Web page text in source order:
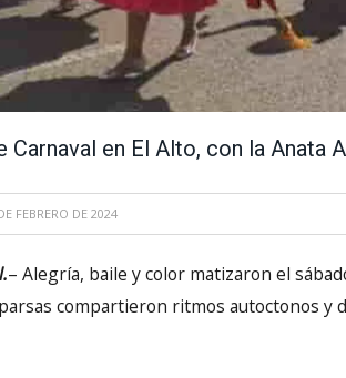
Carnaval en El Alto, con la Anata
FEBRERO DE 2024
– Alegría, baile y color matizaron el
compartieron ritmos autoctonos y